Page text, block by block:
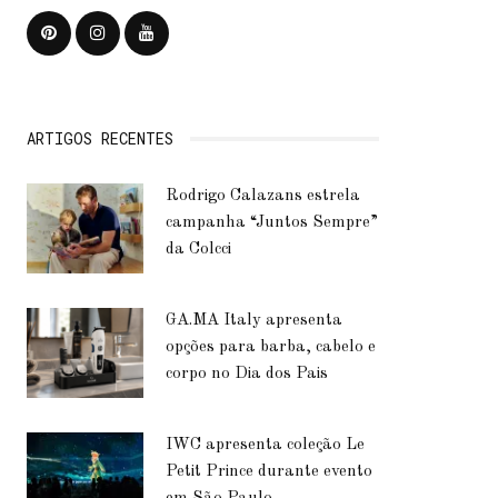
ARTIGOS RECENTES
Rodrigo Calazans estrela
campanha “Juntos Sempre”
da Colcci
GA.MA Italy apresenta
opções para barba, cabelo e
corpo no Dia dos Pais
IWC apresenta coleção Le
Petit Prince durante evento